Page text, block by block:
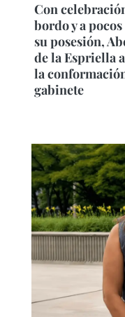
Con
bordo y a
su posesión,
de la Espriella
la
gabinete